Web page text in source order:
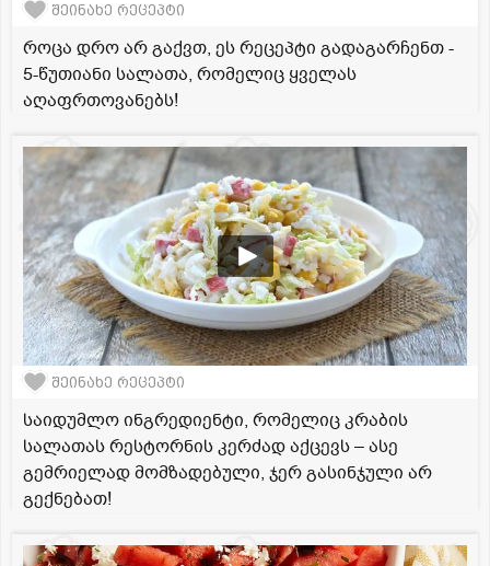
შეინახე რეცეპტი
როცა დრო არ გაქვთ, ეს რეცეპტი გადაგარჩენთ -
5-წუთიანი სალათა, რომელიც ყველას
აღაფრთოვანებს!
შეინახე რეცეპტი
საიდუმლო ინგრედიენტი, რომელიც კრაბის
სალათას რესტორნის კერძად აქცევს – ასე
გემრიელად მომზადებული, ჯერ გასინჯული არ
გექნებათ!